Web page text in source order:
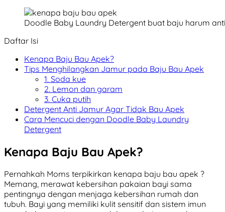
Doodle Baby Laundry Detergent buat baju harum
Daftar Isi
Kenapa Baju Bau Apek?
Tips Menghilangkan Jamur pada Baju Bau Apek
1. Soda kue
2. Lemon dan garam
3. Cuka putih
Detergent Anti Jamur Agar Tidak Bau Apek
Cara Mencuci dengan Doodle Baby Laundry
Detergent
Kenapa Baju Bau Apek?
Pernahkah Moms terpikirkan kenapa baju bau apek ?
Memang, merawat kebersihan pakaian bayi sama
pentingnya dengan menjaga kebersihan rumah dan
tubuh. Bayi yang memiliki kulit sensitif dan sistem imun